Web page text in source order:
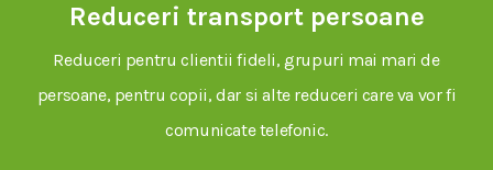
Reduceri transport persoane
Reduceri pentru clientii fideli, grupuri mai mari de
persoane, pentru copii, dar si alte reduceri care va vor fi
comunicate telefonic.